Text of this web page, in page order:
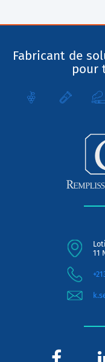
Fabricant de
pour
11